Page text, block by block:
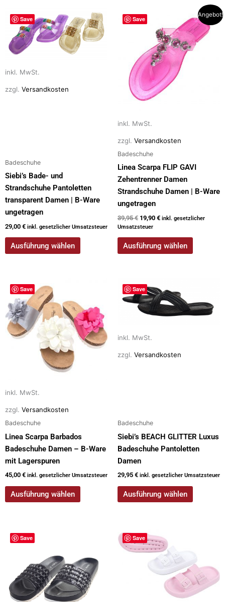
Save
inkl. MwSt.
zzgl. Versandkosten
Badeschuhe
Siebi’s Bade- und
Strandschuhe Pantoletten
transparent Damen | B-Ware
ungetragen
29,00 € inkl. gesetzlicher Umsatzsteuer
Ausführung wählen
Dieses
Produkt
weist
mehrere
auf.
gewählt
werden
Save
Angebot!
inkl. MwSt.
zzgl. Versandkosten
Badeschuhe
Linea Scarpa FLIP GAVI
Zehentrenner Damen
Strandschuhe Damen | B-Ware
ungetragen
39,95€
Preis
39,95 €
19,90 €
ist:
19,90 €.
inkl. gesetzlicher
Umsatzsteuer
Ausführung wählen
Dieses
Produkt
Varianten
Optionen
auf
Produktseite
gewählt
werden
Save
inkl. MwSt.
zzgl. Versandkosten
Badeschuhe
Linea Scarpa Barbados
Badeschuhe Damen – B-Ware
mit Lagerspuren
45,00 € inkl. gesetzlicher Umsatzsteuer
Ausführung wählen
Dieses
Produkt
weist
mehrere
Varianten
auf
Produktseite
gewählt
werden
Save
inkl. MwSt.
zzgl. Versandkosten
Badeschuhe
Siebi’s BEACH GLITTER Luxus
Badeschuhe Pantoletten
Damen
29,95 € inkl. gesetzlicher Umsatzsteuer
Ausführung wählen
Dieses
Produkt
Die
gewählt
werden
Save
Dieses
Produkt
mehrere
Varianten
auf.
Save
Dieses
Produkt